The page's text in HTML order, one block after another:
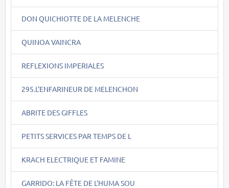
DON QUICHIOTTE DE LA MELENCHE
QUINOA VAINCRA
REFLEXIONS IMPERIALES
295.L'ENFARINEUR DE MELENCHON
ABRITE DES GIFFLES
PETITS SERVICES PAR TEMPS DE L
KRACH ELECTRIQUE ET FAMINE
GARRIDO: LA FÊTE DE L'HUMA SOU